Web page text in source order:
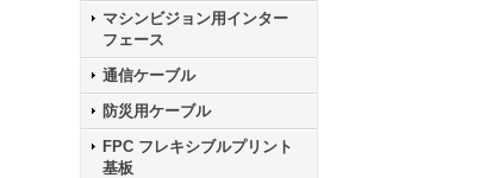
マシンビジョン用インター
フェース
通信ケーブル
防災用ケーブル
FPC フレキシブルプリント
基板